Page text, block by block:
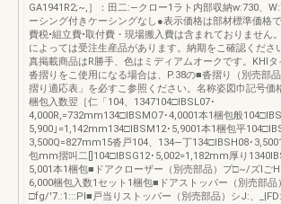
GA1941R2;~,］：田二:―クロー1ラト内部収納w:730、
ーシング付きケーシングなし●表示価格は部材標準価格
費税•組立費•取付費・現場搬入費は含まれておりません
によっては受注生産品があります。納期をこ確認くださ
真掲載商品はR勝手、色はミディアムオークです。KHlタ
沓摺りをこ使用になる場合は、P.38の■沓摺り（別売部
摺り適応表」を必すこ参照ください。名称姿図巾記号価
梱包入数翌［仁「104、1347104□IBSL07･
4,000R,=732mm134□IBSMO7･4,0001本1梱包般
5,900｣=1,142mm134□IBSM12･5,9001本1梱包平
3,500Q=827mm15沓戸104、134―丁134□IBSH08･
包mm摺叫二[]104□IBSG12･5,002=1,182mm厚り
5,001本1梱包■ドアクローザー（別売部品）プ□~/ズlご
6,000梱包入数1セット1梱包■ドアストッパー（別売部品
□fg/'7.:1:::PI■戸当りストッパー（別売部品）シJ:、